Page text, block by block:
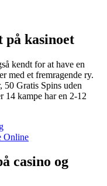
på kasinoet
kendt for at have en
med et fremragende ry.
50 Gratis Spins uden
14 kampe har en 2-12
Online
casino og